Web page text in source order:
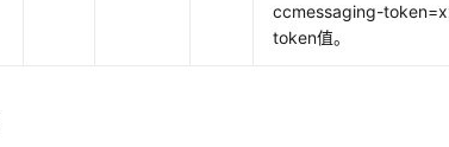
ccmessaging-
token值。